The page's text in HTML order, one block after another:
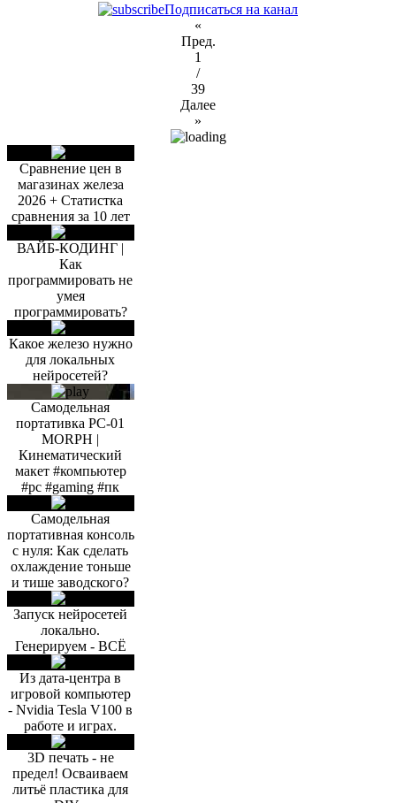
Подписаться на канал
«
Пред.
1
/
39
Далее
»
Сравнение цен в
магазинах железа
2026 + Статистка
сравнения за 10 лет
ВАЙБ-КОДИНГ |
Как
программировать не
умея
программировать?
Какое железо нужно
для локальных
нейросетей?
Самодельная
портативка PC-01
MORPH |
Кинематический
макет #компьютер
#pc #gaming #пк
Самодельная
портативная консоль
с нуля: Как сделать
охлаждение тоньше
и тише заводского?
Запуск нейросетей
локально.
Генерируем - ВСЁ
Из дата-центра в
игровой компьютер
- Nvidia Tesla V100 в
работе и играх.
3D печать - не
предел! Осваиваем
литьё пластика для